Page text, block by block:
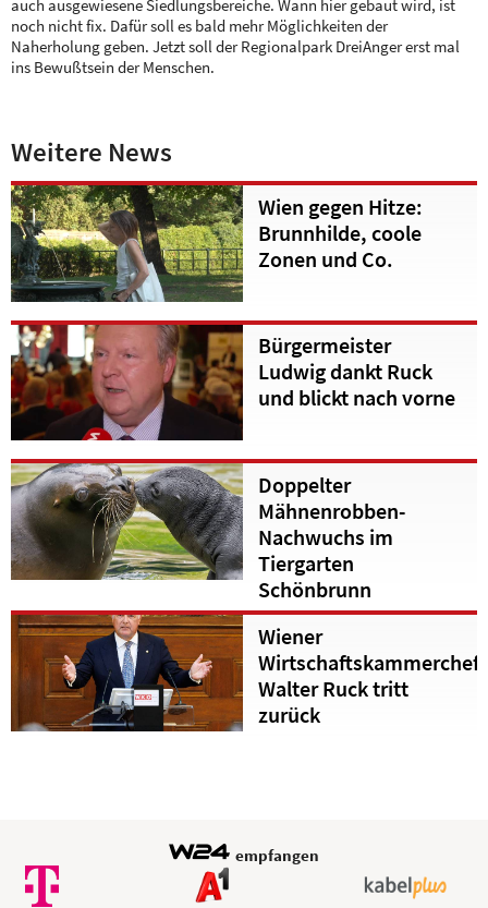
auch ausgewiesene Siedlungsbereiche. Wann hier gebaut wird, ist
noch nicht fix. Dafür soll es bald mehr Möglichkeiten der
Naherholung geben. Jetzt soll der Regionalpark DreiAnger erst mal
ins Bewußtsein der Menschen.
Weitere News
Wien gegen Hitze:
Brunnhilde, coole
Zonen und Co.
Bürgermeister
Ludwig dankt Ruck
und blickt nach vorne
Doppelter
Mähnenrobben-
Nachwuchs im
Tiergarten
Schönbrunn
Wiener
Wirtschaftskammerchef
Walter Ruck tritt
zurück
empfangen